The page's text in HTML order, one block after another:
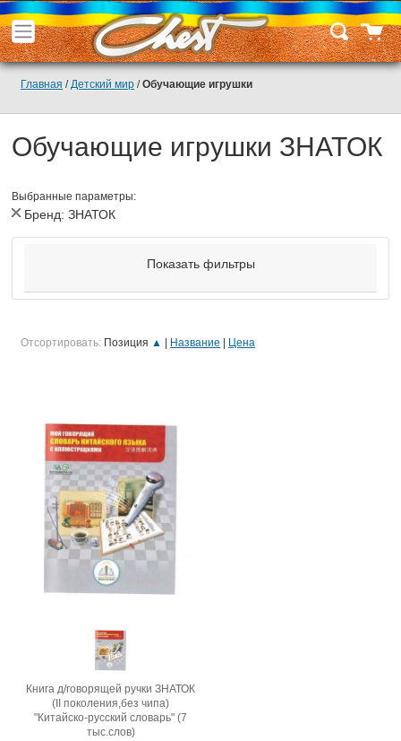
Главная /Детский мир /Обучающие игрушки
Отсортировать: Позиция ▲ Название Цена
Книга д/говорящей ручки ЗНАТОК
(ІІ поколения,без чипа)
"Китайско-русский словарь" (7
тыс.слов)
Обучающие игрушки ЗНАТОК
Выбранные параметры:
Бренд: ЗНАТОК
Показать фильтры